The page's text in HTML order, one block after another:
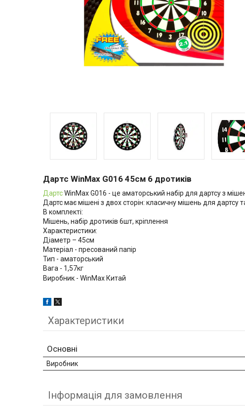
Дартс WinMax G016 45см 6 дротиків
ДартсWinMax G016 - це аматорський набір для дартсу з
Дартс має мішені з двох сторін: класичну мішень для дартсу
В комплекті:
Мішень, набір дротиків 6шт, кріплення
Характеристики:
Діаметр – 45см
Матеріал - пресований папір
Тип - аматорський
Вага - 1,57кг
Виробник - WinMax Китай
Характеристики
Основні
Виробник
Інформація для замовлення